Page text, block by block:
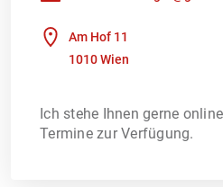
Am Hof 11
1010 Wien
Ich stehe Ihnen gerne
Termine zur Verfügung.